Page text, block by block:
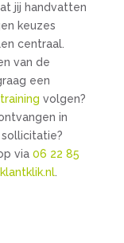
jij handvatten
keuzes
centraal.
van de
een
volgen?
in
via 06 22 85
.